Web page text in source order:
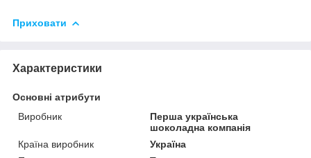
Приховати
Характеристики
Основні атрибути
Виробник
Перша українська
шоколадна компанія
Країна виробник
Україна